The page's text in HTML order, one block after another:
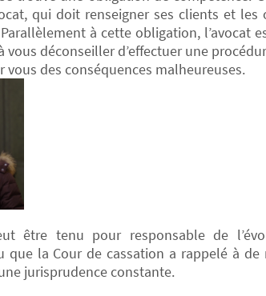
qui doit renseigner ses clients et
à cette obligation, l’avocat
vous déconseiller d’effectuer une
des conséquences malheureuses.
être tenu pour responsable de
que la Cour de cassation a rappelé à
jurisprudence constante.